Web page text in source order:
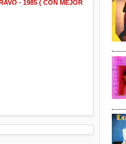
- 1985 ( CON MEJOR